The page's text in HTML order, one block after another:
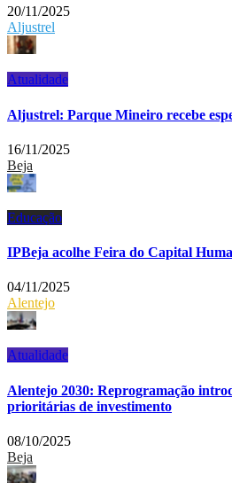
20/11/2025
Aljustrel
Atualidade
Aljustrel: Parque Mineiro recebe
16/11/2025
Beja
Educação
IPBeja acolhe Feira do Capital
04/11/2025
Alentejo
Atualidade
Alentejo 2030: Reprogramação
prioritárias de investimento
08/10/2025
Beja